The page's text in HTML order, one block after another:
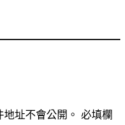
址不會公開。 必填欄